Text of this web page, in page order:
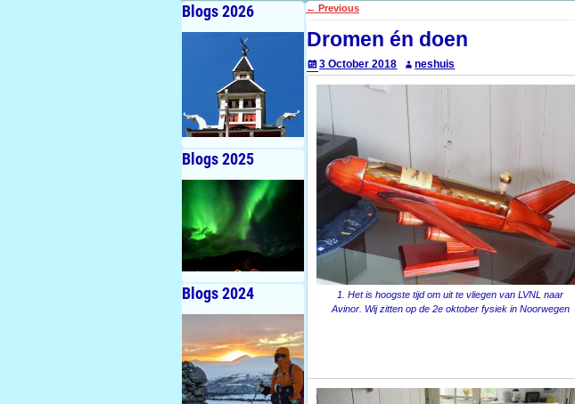
Post navigation
← Previous
Dromen én doen
3 October 2018 neshuis
1. Het is hoogste tijd om uit te vliegen van LVNL naar
Avinor. Wij zitten op de 2e oktober fysiek in Noorwegen
Blogs 2026
Blogs 2025
Blogs 2024